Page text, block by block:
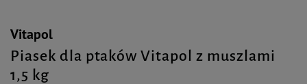
Vitapol
Piasek dla ptaków Vitapol z muszlami
1,5 kg